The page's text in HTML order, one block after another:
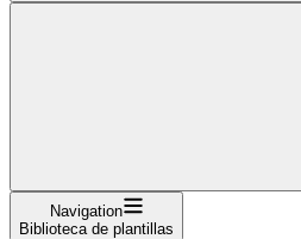
Navigation
Biblioteca de plantillas